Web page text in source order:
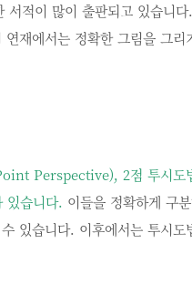
적이 많이 출판되고 있습니
재에서는 정확한 그림을 그
Perspective), 2점 투시도
있습니다. 이들을 정확하게 구
있습니다. 이후에서는 투시